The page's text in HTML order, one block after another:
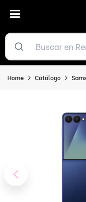
Home Catálogo